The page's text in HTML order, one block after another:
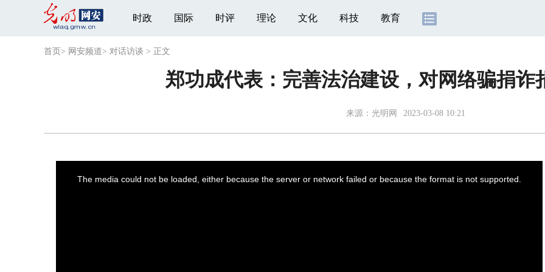
时政 国际 时评 理论 文化 科技 教育
首页 > 网安频道> 对话访谈 > 正文
郑功成代表：完善法治建设，对网络骗捐诈
来源： 光明网 2023-03-08 10:21
The media could not be loaded, either because the server or network failed or because the format is not supported.